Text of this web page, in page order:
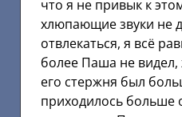
что я не привык к
хлюпающие звуки не
отвлекаться, я всё
более Паша не
его стержня был
приходилось больше